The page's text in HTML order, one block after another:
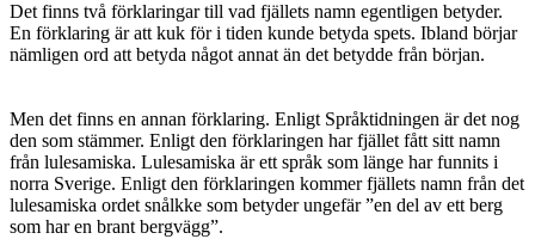
Det finns två förklaringar till vad fjällets namn egentligen betyder.
En förklaring är att kuk för i tiden kunde betyda spets. Ibland börjar
nämligen ord att betyda något annat än det betydde från början.
Men det finns en annan förklaring. Enligt Språktidningen är det nog
den som stämmer. Enligt den förklaringen har fjället fått sitt namn
från lulesamiska. Lulesamiska är ett språk som länge har funnits i
norra Sverige. Enligt den förklaringen kommer fjällets namn från det
lulesamiska ordet snålkke som betyder ungefär ”en del av ett berg
som har en brant bergvägg”.